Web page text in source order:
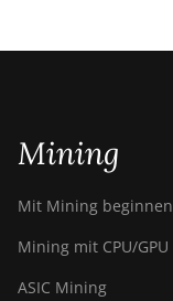
Mining
Mit Mining beginnen
Mining mit CPU/GPU
ASIC Mining